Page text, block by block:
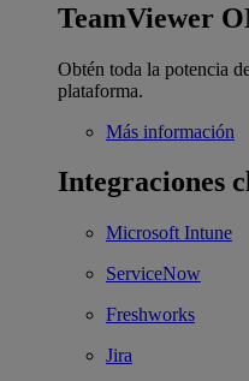
TeamViewer
Obtén toda la potencia
plataforma.
Más información
Integraciones
Microsoft Intune
ServiceNow
Freshworks
Jira